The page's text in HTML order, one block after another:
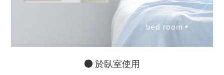
● 於臥室使用